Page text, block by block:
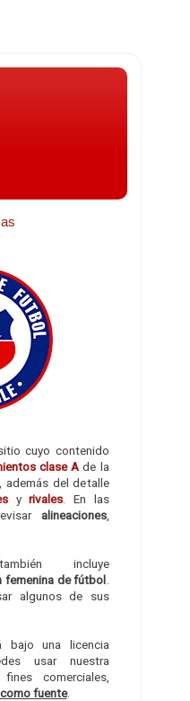
cuyo contenido
clase A de la
además del detalle
yrivales . En las
alineaciones,
incluye
femenina de fútbol
algunos de sus
bajo una licencia
usar nuestra
comerciales,
fuente.